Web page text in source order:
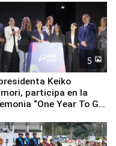
para
5
Keiko
participa en la
“One Year To Go